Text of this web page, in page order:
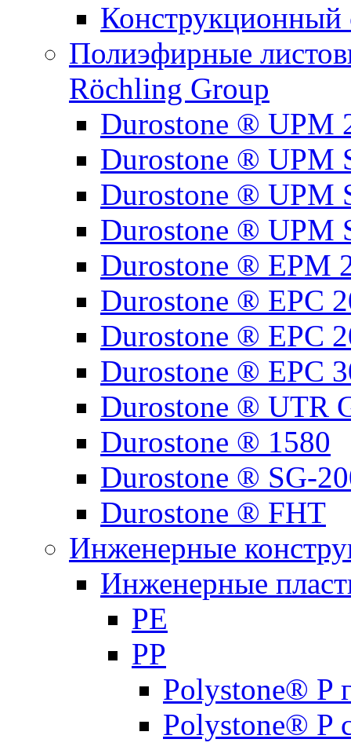
Конструкционный
Полиэфирные
Röchling Group
Durostone ® UPM
Durostone ® UPM
Durostone ® UPM
Durostone ® UPM
Durostone ® EPM
Durostone ® EPC
Durostone ® EPC
Durostone ® EPC
Durostone ® UTR
Durostone ® 1580
Durostone ® SG-
Durostone ® FHT
Инженерные
Инженерные
PE
PP
Polystone® P
Polystone® P